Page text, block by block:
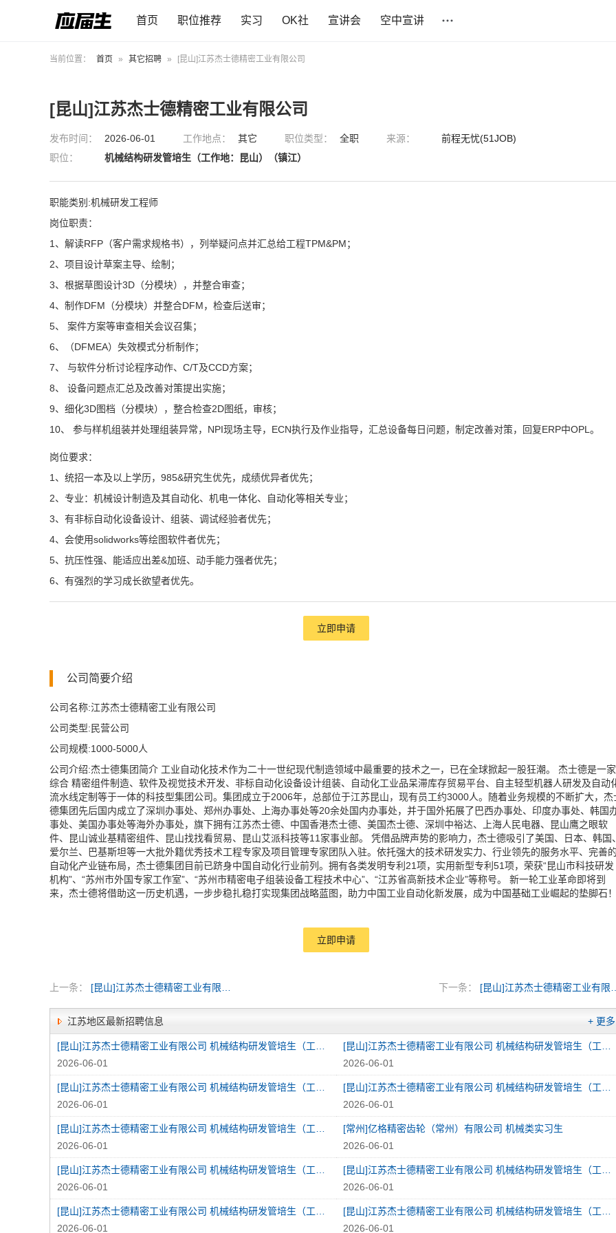
首页 职位推荐 实习 OK社 宣讲会 空中宣讲
当前位置： 首页 » 其它招聘 » [昆山]江苏杰士德精密工业有限公司
[昆山]江苏杰士德精密工业有限公司
发布时间： 2026-06-01 工作地点： 其它 职位类型： 全职 来源：
前程无忧(51JOB)
职位：
机械结构研发管培生（工作地：昆山）（镇江）
职能类别:机械研发工程师
岗位职责：
1、解读RFP（客户需求规格书），列举疑问点并汇总给工程TPM&PM；
2、项目设计草案主导、绘制；
3、根据草图设计3D（分模块），并整合审查；
4、制作DFM（分模块）并整合DFM，检查后送审；
5、 案件方案等审查相关会议召集；
6、（DFMEA）失效模式分析制作；
7、 与软件分析讨论程序动作、C/T及CCD方案；
8、 设备问题点汇总及改善对策提出实施；
9、细化3D图档（分模块），整合检查2D图纸，审核；
10、 参与样机组装并处理组装异常，NPI现场主导，ECN执行及作业指导，汇总设备每日问题，制定改善对策，回复ERP中OPL。
岗位要求：
1、统招一本及以上学历，985&研究生优先，成绩优异者优先；
2、专业：机械设计制造及其自动化、机电一体化、自动化等相关专业；
3、有非标自动化设备设计、组装、调试经验者优先；
4、会使用solidworks等绘图软件者优先；
5、抗压性强、能适应出差&加班、动手能力强者优先；
6、有强烈的学习成长欲望者优先。
立即申请
公司简要介绍
公司名称:江苏杰士德精密工业有限公司
公司类型:民营公司
公司规模:1000-5000人
公司介绍:杰士德集团简介 工业自动化技术作为二十一世纪现代制造领域中最重要的技术之一，已在全球掀起一股狂潮。 杰士德是一家
综合 精密组件制造、软件及视觉技术开发、非标自动化设备设计组装、自动化工业品呆滞库存贸易平台、自主轻型机器人研发及自动
流水线定制等于一体的科技型集团公司。集团成立于2006年，总部位于江苏昆山，现有员工约3000人。随着业务规模的不断扩大，杰
德集团先后国内成立了深圳办事处、郑州办事处、上海办事处等20余处国内办事处，并于国外拓展了巴西办事处、印度办事处、韩国
事处、美国办事处等海外办事处，旗下拥有江苏杰士德、中国香港杰士德、美国杰士德、深圳中裕达、上海人民电器、昆山鹰之眼软
件、昆山诚业基精密组件、昆山找找看贸易、昆山艾派科技等11家事业部。 凭借品牌声势的影响力，杰士德吸引了美国、日本、韩国、
爱尔兰、巴基斯坦等一大批外籍优秀技术工程专家及项目管理专家团队入驻。依托强大的技术研发实力、行业领先的服务水平、完善的
自动化产业链布局，杰士德集团目前已跻身中国自动化行业前列。拥有各类发明专利21项，实用新型专利51项，荣获“昆山市科技研发
机构”、“苏州市外国专家工作室”、“苏州市精密电子组装设备工程技术中心”、“江苏省高新技术企业”等称号。 新一轮工业革命即将到
来，杰士德将借助这一历史机遇，一步步稳扎稳打实现集团战略蓝图，助力中国工业自动化新发展，成为中国基础工业崛起的垫脚石！
立即申请
上一条： [昆山]江苏杰士德精密工业有限公司 下一条： [昆山]江苏杰
江苏地区最新招聘信息 + 更多
[昆山]江苏杰士德精密工业有限公司 机械结构研发管培生（工作地：昆山）（济宁）
2026-06-01
[昆山]江苏杰士德精密工业有限公司 机械结构研发管培生（工作地：昆山）（日照）
2026-06-01
[昆山]江苏杰士德精密工业有限公司 机械结构研发管培生（工作地：昆山）（泰安）
2026-06-01
[昆山]江苏杰士德精密工业有限公司 机械结构研发管培生（工作地：昆山）（东营）
2026-06-01
[昆山]江苏杰士德精密工业有限公司 机械结构研发管培生（工作地：昆山）（菏泽）
2026-06-01
[常州]亿格精密齿轮（常州）有限公司 机械类实习生
2026-06-01
[昆山]江苏杰士德精密工业有限公司 机械结构研发管培生（工作地：昆山）（张家港）
2026-06-01
[昆山]江苏杰士德精密工业有限公司 机械结构研发管培生（工作地：昆山）（哈尔滨）
2026-06-01
[昆山]江苏杰士德精密工业有限公司 机械结构研发管培生（工作地：昆山）（郑州）
2026-06-01
[昆山]江苏杰士德精密工业有限公司 机械结构研发管培生（工作地：昆山）（济南）
2026-06-01